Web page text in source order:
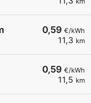
0,59 €/kWh
11,3 km
0,59 €/kWh
11,5 km